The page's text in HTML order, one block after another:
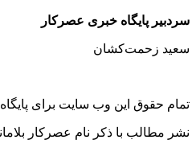
سردبیر پایگاه خبری عصرکار
سعید زحمت‌کشان
تمام حقوق این وب سایت برای
نشر مطالب با ذکر نام عصرکار